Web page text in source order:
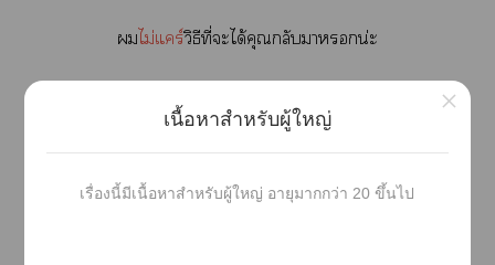
ไม่แร์วิธีที่ะได้คุณกลับาน่ะ
**สถานที่แะบุคคลาใาไม่เกี่ยวข้องกับเนื้อหานิา
youtube
เนื้อหาสำหรับผู้ใหญ่
เรื่องนี้มีเนื้อหาสำหรับผู้ใหญ่ อายุมากกว่า 20 ขึ้นไป
×